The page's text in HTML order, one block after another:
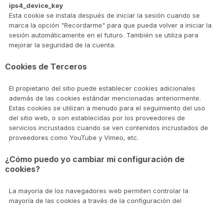
ips4_device_key
Esta cookie se instala después de iniciar la sesión cuando se
marca la opción "Recordarme" para que pueda volver a iniciar la
sesión automáticamente en el futuro. También se utiliza para
mejorar la seguridad de la cuenta.
Cookies de Terceros
El propietario del sitio puede establecer cookies adicionales
además de las cookies estándar mencionadas anteriormente.
Estas cookies se utilizan a menudo para el seguimiento del uso
del sitio web, o son establecidas por los proveedores de
servicios incrustados cuando se ven contenidos incrustados de
proveedores como YouTube y Vimeo, etc.
¿Cómo puedo yo cambiar mi configuración de
cookies?
La mayoría de los navegadores web permiten controlar la
mayoría de las cookies a través de la configuración del